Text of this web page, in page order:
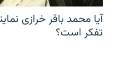
آیا محمد باقر خرازی
تفکر است؟